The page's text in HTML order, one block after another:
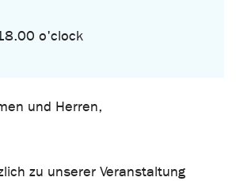
o'clock
und Herren,
zu unserer Veranstaltung